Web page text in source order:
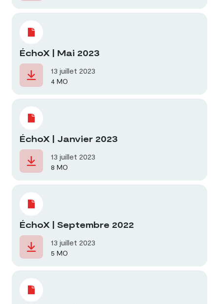
ÉchoX | Mai 2023
13 juillet 2023
4 MO
ÉchoX | Janvier 2023
13 juillet 2023
8 MO
ÉchoX | Septembre 2022
13 juillet 2023
5 MO